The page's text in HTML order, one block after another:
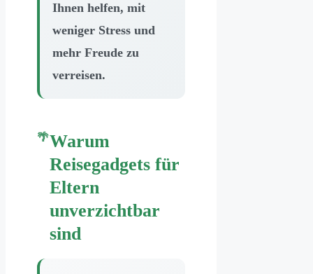
Ihnen helfen, mit
weniger Stress und
mehr Freude zu
verreisen.
Warum
Reisegadgets für
Eltern
unverzichtbar
sind